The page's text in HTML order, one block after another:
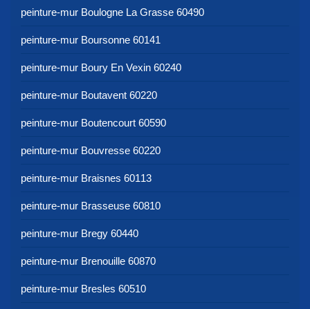
peinture-mur Boulogne La Grasse 60490
peinture-mur Boursonne 60141
peinture-mur Boury En Vexin 60240
peinture-mur Boutavent 60220
peinture-mur Boutencourt 60590
peinture-mur Bouvresse 60220
peinture-mur Braisnes 60113
peinture-mur Brasseuse 60810
peinture-mur Bregy 60440
peinture-mur Brenouille 60870
peinture-mur Bresles 60510